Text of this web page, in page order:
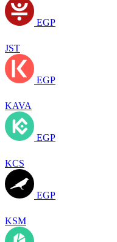
EGP
JST
EGP
KAVA
EGP
KCS
EGP
KSM